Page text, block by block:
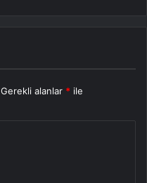
Gerekli alanlar * ile